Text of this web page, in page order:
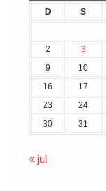
D S
2
3
9
10
16
17
23
24
30
31
« jul